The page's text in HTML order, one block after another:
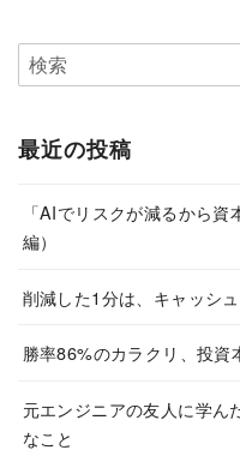
最近の投稿
「AIでリスクが減るから
編）
削減した1分は、キャッシ
勝率86%のカラクリ、投資
元エンジニアの友人に学ん
なこと